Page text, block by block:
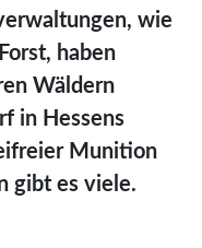
wie
haben
Wäldern
in Hessens
Munition
gibt es viele.